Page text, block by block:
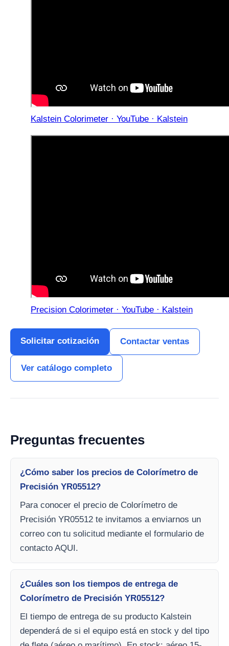
Kalstein Colorimeter · YouTube · Kalstein
Precision Colorimeter · YouTube · Kalstein
Solicitar cotización Contactar ventas
Ver catálogo completo
Preguntas frecuentes
¿Cómo saber los precios de Colorímetro de
Precisión YR05512?
Para conocer el precio de Colorímetro de
Precisión YR05512 te invitamos a enviarnos un
correo con tu solicitud mediante el formulario de
contacto AQUI.
¿Cuáles son los tiempos de entrega de
Colorímetro de Precisión YR05512?
El tiempo de entrega de su producto Kalstein
dependerá de si el equipo está en stock y del tipo